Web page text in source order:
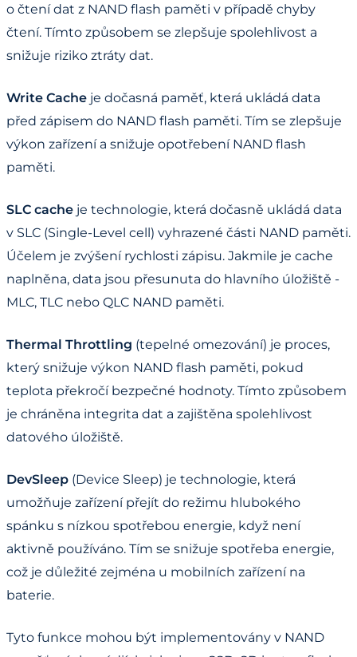
o čtení dat z NAND flash paměti v případě chyby
čtení. Tímto způsobem se zlepšuje spolehlivost a
snižuje riziko ztráty dat.
Write Cache je dočasná paměť, která ukládá data
před zápisem do NAND flash paměti. Tím se zlepšuje
výkon zařízení a snižuje opotřebení NAND flash
paměti.
SLC cache je technologie, která dočasně ukládá data
v SLC (Single-Level cell) vyhrazené části NAND paměti.
Účelem je zvýšení rychlosti zápisu. Jakmile je cache
naplněna, data jsou přesunuta do hlavního úložiště -
MLC, TLC nebo QLC NAND paměti.
Thermal Throttling (tepelné omezování) je proces,
který snižuje výkon NAND flash paměti, pokud
teplota překročí bezpečné hodnoty. Tímto způsobem
je chráněna integrita dat a zajištěna spolehlivost
datového úložiště.
DevSleep (Device Sleep) je technologie, která
umožňuje zařízení přejít do režimu hlubokého
spánku s nízkou spotřebou energie, když není
aktivně používáno. Tím se snižuje spotřeba energie,
což je důležité zejména u mobilních zařízení na
baterie.
Tyto funkce mohou být implementovány v NAND